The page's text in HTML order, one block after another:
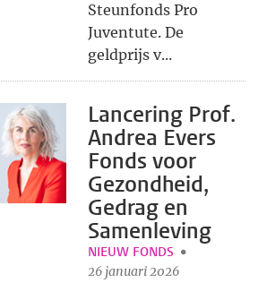
Steunfonds Pro
Juventute. De
geldprijs v...
Lancering Prof.
Andrea Evers
Fonds voor
Gezondheid,
Gedrag en
Samenleving
NIEUW FONDS
26 januari 2026